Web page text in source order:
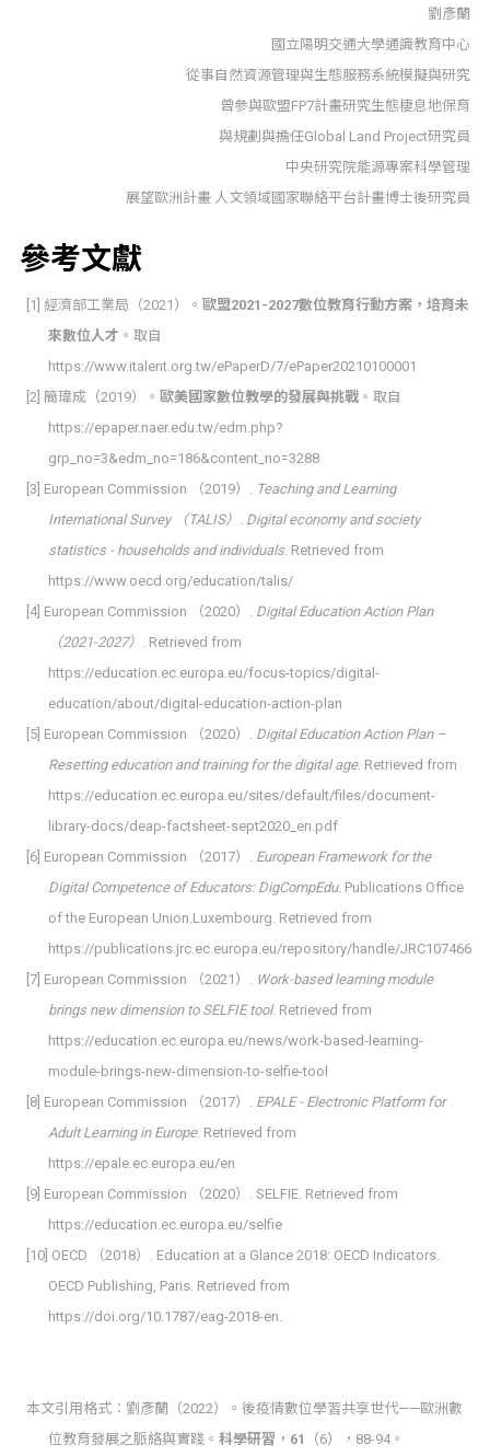
劉彥蘭
國立陽明交通大學通識教育中心
從事自然資源管理與生態服務系統模擬與研究
曾參與歐盟FP7計畫研究生態棲息地保育
與規劃與擔任Global Land Project研究員
中央研究院能源專案科學管理
展望歐洲計畫 人文領域國家聯絡平台計畫博士後研究員
參考文獻
[1] 經濟部工業局（2021）。 歐盟2021-2027數位教育行動方案，培育未
來數位人才 。取自
https://www.italent.org.tw/ePaperD/7/ePaper20210100001
[2] 簡瑋成（2019）。 歐美國家數位教學的發展與挑戰 。取自
https://epaper.naer.edu.tw/edm.php?
grp_no=3&edm_no=186&content_no=3288
[3] European Commission （2019）.
Teaching and Learning
International Survey （TALIS）. Digital economy and society
statistics - households and individuals. Retrieved from
https://www.oecd.org/education/talis/
[4] European Commission （2020）. Digital Education Action Plan
（2021-2027）
. Retrieved from
https://education.ec.europa.eu/focus-topics/digital-
education/about/digital-education-action-plan
[5] European Commission （2020）. Digital Education Action Plan –
Resetting education and training for the digital age. Retrieved from
https://education.ec.europa.eu/sites/default/files/document-
library-docs/deap-factsheet-sept2020_en.pdf
[6] European Commission （2017）. European Framework for the
Digital Competence of Educators: DigCompEdu. Publications Office
of the European Union.Luxembourg. Retrieved from
https://publications.jrc.ec.europa.eu/repository/handle/JRC107466
[7] European Commission （2021）.
Work-based learning module
brings new dimension to SELFIE tool. Retrieved from
https://education.ec.europa.eu/news/work-based-learning-
module-brings-new-dimension-to-selfie-tool
[8] European Commission （2017）. EPALE - Electronic Platform for
Adult Learning in Europe. Retrieved from
https://epale.ec.europa.eu/en
[9] European Commission （2020）. SELFIE. Retrieved from
https://education.ec.europa.eu/selfie
[10] OECD （2018）. Education at a Glance 2018: OECD Indicators.
OECD Publishing, Paris. Retrieved from
https://doi.org/10.1787/eag-2018-en.
本文引用格式：劉彥蘭（2022）。後疫情數位學習共享世代——歐洲數
位教育發展之脈絡與實踐。 科學研習 ， 61 （6），88-94。